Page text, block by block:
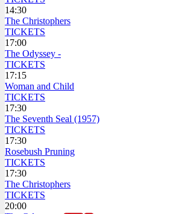
14:30
The Christophers
TICKETS
17:00
The Odyssey -
TICKETS
17:15
Woman and Child
TICKETS
17:30
The Seventh Seal (1957)
TICKETS
17:30
Rosebush Pruning
TICKETS
17:30
The Christophers
TICKETS
20:00